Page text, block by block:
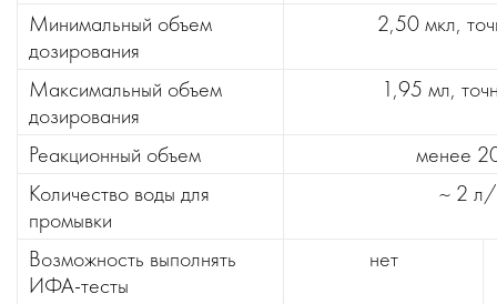
Минимальный объем
дозирования
2,50 мкл,
Максимальный объем
дозирования
1,95 мл,
Реакционный объем
менее
Количество воды для
промывки
~ 2
Возможность выполнять
ИФА-тесты
нет